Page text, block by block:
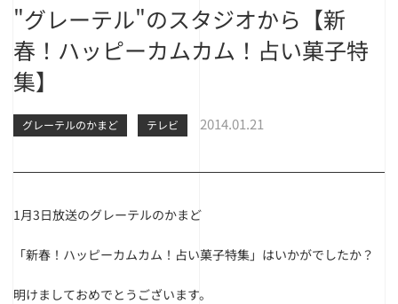
"グレーテル"のスタジオから【新
春！ハッピーカムカム！占い菓子特
集】
グレーテルのかまど テレビ 2014.01.21
1月3日放送のグレーテルのかまど
「新春！ハッピーカムカム！占い菓子特集」はいかがでしたか？
明けましておめでとうございます。